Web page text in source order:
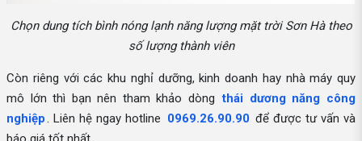
Chọn dung tích bình nóng lạnh năng lượng mặt trời Sơn Hà theo
số lượng thành viên
Còn riêng với các khu nghỉ dưỡng, kinh doanh hay nhà máy quy
mô lớn thì bạn nên tham khảo dòng thái dương năng công
nghiệp. Liên hệ ngay hotline 0969.26.90.90 để được tư vấn và